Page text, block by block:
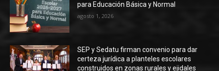
para Educación Básica y Normal
agosto 1, 2026
SEP y Sedatu firman convenio para dar
certeza jurídica a planteles escolares
construidos en zonas rurales y ejidales